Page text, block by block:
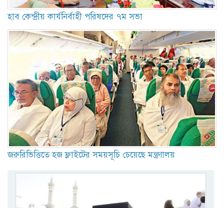
হাব কেন্দ্রীয় কার্যনির্বাহী পরিষদের ৭ম সভা
জরুরিভিত্তিতে হজ ফ্লাইটের সময়সূচি চেয়েছে মন্ত্রণালয়